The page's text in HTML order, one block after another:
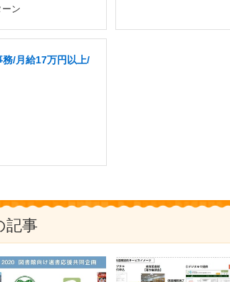
ン
務/月給17万円以上/
記事